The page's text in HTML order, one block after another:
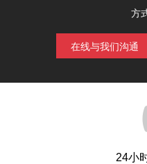
方
在线与我们沟通
24小